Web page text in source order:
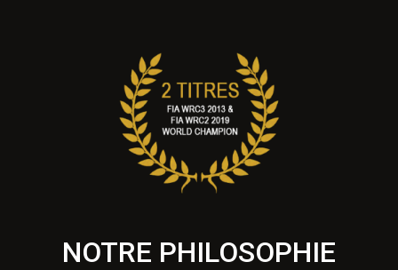
NOTRE PHILOSOPHIE